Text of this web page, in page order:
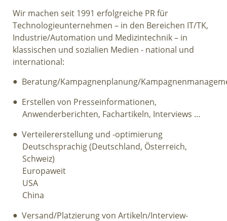
Wir machen seit 1991 erfolgreiche PR für
Technologieunternehmen – in den Bereichen IT/TK,
Industrie/Automation und Medizintechnik – in
klassischen und sozialien Medien - national und
international:
Beratung/Kampagnenplanung/
Erstellen von Presseinformationen,
Anwenderberichten, Fachartikeln, Interviews …
Verteilererstellung und -optimierung
Deutschsprachig (Deutschland, Österreich,
Schweiz)
Europaweit
USA
China
Versand/Platzierung von Artikeln/Interview-